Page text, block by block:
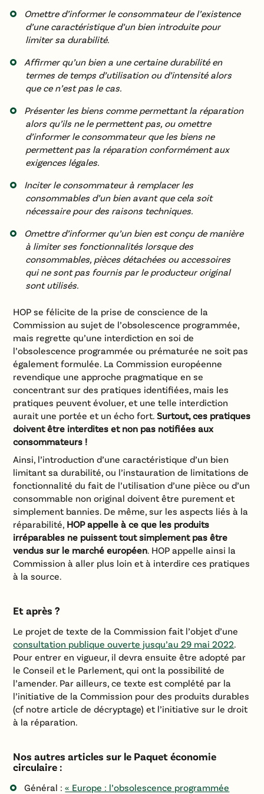
Omettre d’informer le consommateur de l’existence
d’une caractéristique d’un bien introduite pour
limiter sa durabilité.
Affirmer qu’un bien a une certaine durabilité en
termes de temps d’utilisation ou d’intensité alors
que ce n’est pas le cas.
Présenter les biens comme permettant la réparation
alors qu’ils ne le permettent pas, ou omettre
d’informer le consommateur que les biens ne
permettent pas la réparation conformément aux
exigences légales.
Inciter le consommateur à remplacer les
consommables d’un bien avant que cela soit
nécessaire pour des raisons techniques.
Omettre d’informer qu’un bien est conçu de manière
à limiter ses fonctionnalités lorsque des
consommables, pièces détachées ou accessoires
qui ne sont pas fournis par le producteur original
sont utilisés.
HOP se félicite de la prise de conscience de la
Commission au sujet de l’obsolescence programmée,
mais regrette qu’une interdiction en soi de
l’obsolescence programmée ou prématurée ne soit pas
également formulée. La Commission européenne
revendique une approche pragmatique en se
concentrant sur des pratiques identifiées, mais les
pratiques peuvent évoluer, et une telle interdiction
aurait une portée et un écho fort.Surtout, ces pratiques
doivent être interdites et non pas notifiées aux
consommateurs !
Ainsi, l’introduction d’une caractéristique d’un bien
limitant sa durabilité, ou l’instauration de limitations de
fonctionnalité du fait de l’utilisation d’une pièce ou d’un
consommable non original doivent être purement et
simplement bannies. De même, sur les aspects liés à la
réparabilité, HOP appelle à ce que les produits
irréparables ne puissent tout simplement pas être
vendus sur le marché européen. HOP appelle ainsi la
Commission à aller plus loin et à interdire ces pratiques
à la source.
Et après ?
Le projet de texte de la Commission fait l’objet d’une
consultation publique ouverte jusqu’au 29 mai 2022.
Pour entrer en vigueur, il devra ensuite être adopté par
le Conseil et le Parlement, qui ont la possibilité de
l’amender. Par ailleurs, ce texte est complété par la
l’initiative de la Commission pour des produits durables
(cf notre article de décryptage) et l’initiative sur le droit
à la réparation.
Nos autres articles sur le Paquet économie
circulaire :
Général :« Europe : l’obsolescence programmée